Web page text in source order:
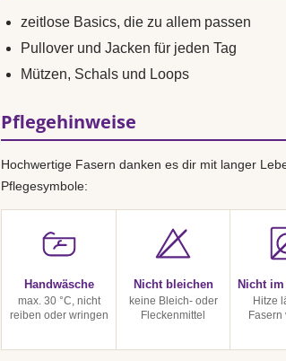
zeitlose Basics, die zu allem passen
Pullover und Jacken für jeden Tag
Mützen, Schals und Loops
Pflegehinweise
Hochwertige Fasern danken es dir mit langer
Pflegesymbole:
Handwäsche
max. 30 °C, nicht
reiben oder wringen
Nicht bleichen
keine Bleich- oder
Fleckenmittel
Nicht
Hitze
Fasern